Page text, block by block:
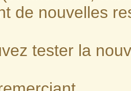
de nouvelles
tester la